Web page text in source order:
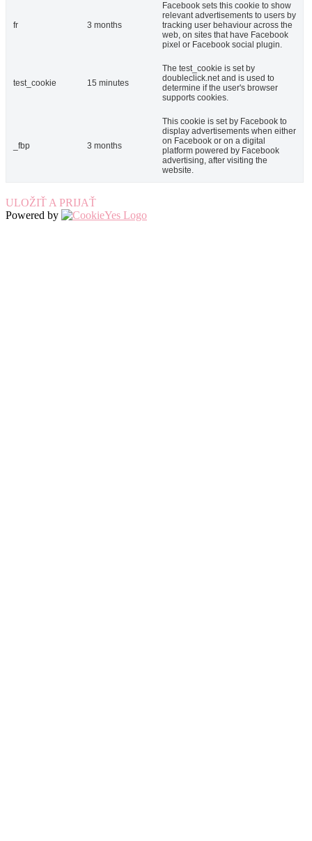
fr 3 months
Facebook sets this cookie to show
relevant advertisements to users by
tracking user behaviour across the
web, on sites that have Facebook
pixel or Facebook social plugin.
test_cookie 15 minutes
The test_cookie is set by
doubleclick.net and is used to
determine if the user's browser
supports cookies.
_fbp 3 months
This cookie is set by Facebook to
display advertisements when either
on Facebook or on a digital
platform powered by Facebook
advertising, after visiting the
website.
ULOŽIŤ A PRIJAŤ
Powered by